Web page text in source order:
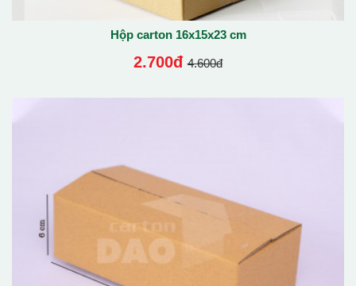
Hộp carton 16x15x23 cm
2.700đ 4.600đ